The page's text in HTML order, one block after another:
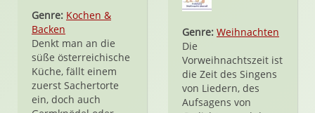
Genre: Kochen &
Backen
Denkt man an die
süße österreichische
Küche, fällt einem
zuerst Sachertorte
ein, doch auch
Genre: Weihnachten
Die
Vorweihnachtszeit ist
die Zeit des Singens
von Liedern, des
Aufsagens von